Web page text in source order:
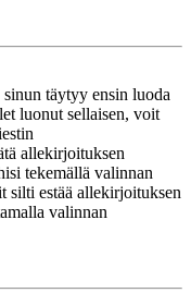
täytyy ensin luoda
luonut sellaisen, voit
allekirjoituksen
tekemällä valinnan
silti estää allekirjoituksen
valinnan